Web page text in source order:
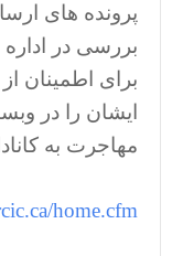
پرونده های
بررسی در اداره
برای اطمینان
ایشان را در
مهاجرت به
home.cfm